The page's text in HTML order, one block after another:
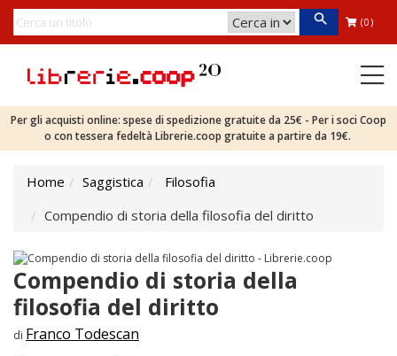
(0)
Per gli acquisti online: spese di spedizione gratuite da 25€ - Per i soci Coop
o con tessera fedeltà Librerie.coop gratuite a partire da 19€.
Home Saggistica
Filosofia
Compendio di storia della filosofia del diritto
Compendio di storia della
filosofia del diritto
di Franco Todescan